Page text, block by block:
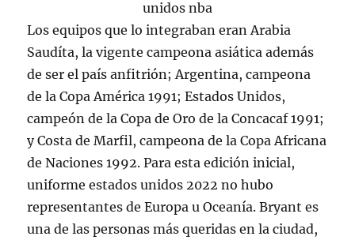
Los equipos que lo integraban eran Arabia
Saudíta, la vigente campeona asiática además
de ser el país anfitrión; Argentina, campeona
de la Copa América 1991; Estados Unidos,
campeón de la Copa de Oro de la Concacaf 1991;
y Costa de Marfil, campeona de la Copa Africana
de Naciones 1992. Para esta edición inicial,
uniforme estados unidos 2022 no hubo
representantes de Europa u Oceanía. Bryant es
una de las personas más queridas en la ciudad,